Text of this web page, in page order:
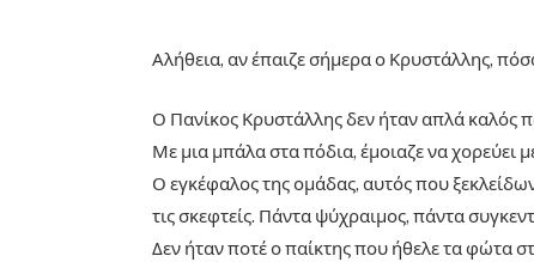
Αλήθεια, αν έπαιζε σήμερα ο Κρυστάλλης,
Ο Πανίκος Κρυστάλλης δεν ήταν απλά καλός
Με μια μπάλα στα πόδια, έμοιαζε να χορεύει
Ο εγκέφαλος της ομάδας, αυτός που
τις σκεφτείς. Πάντα ψύχραιμος, πάντα
Δεν ήταν ποτέ ο παίκτης που ήθελε τα φώτα